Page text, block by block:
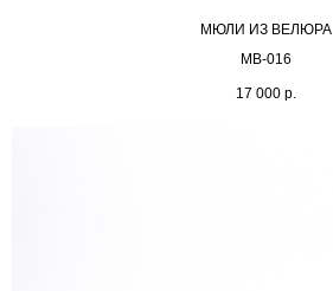
МЮЛИ ИЗ ВЕЛЮРА
MB-016
17 000 р.